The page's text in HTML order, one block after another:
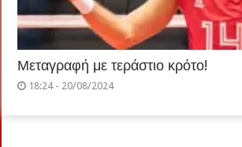
Μεταγραφή με τεράστιο κρότο!
18:24 - 20/08/2024